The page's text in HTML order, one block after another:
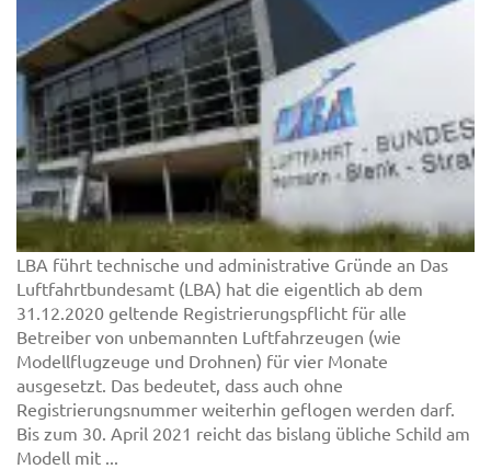
LBA führt technische und administrative Gründe an Das
Luftfahrtbundesamt (LBA) hat die eigentlich ab dem
31.12.2020 geltende Registrierungspflicht für alle
Betreiber von unbemannten Luftfahrzeugen (wie
Modellflugzeuge und Drohnen) für vier Monate
ausgesetzt. Das bedeutet, dass auch ohne
Registrierungsnummer weiterhin geflogen werden darf.
Bis zum 30. April 2021 reicht das bislang übliche Schild am
Modell mit ...